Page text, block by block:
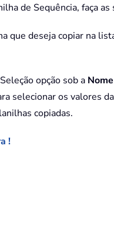
de Sequência, faça
que deseja copiar na
opção sob a
selecionar os valores
copiadas.
!